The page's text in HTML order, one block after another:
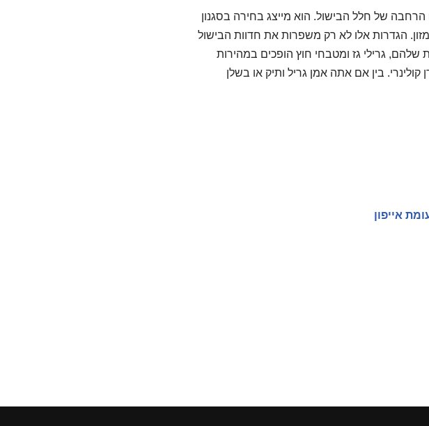
של חלל הבישול. הוא מייצג בחירה בסגנון
הגדרות אלו לא רק משפרות את חדוות הבישול
גרילי גז ומטבחי חוץ הופכים במהירות
בין אם אתה אמן גריל ותיק או בשלן